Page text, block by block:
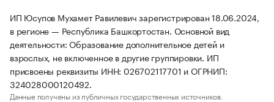
ИП Юсупов Мухамет Равилевич зарегистрирован 18.06.2024,
в регионе — Республика Башкортостан. Основной вид
деятельности: Образование дополнительное детей и
взрослых, не включенное в другие группировки. ИП
присвоены реквизиты ИНН: 026702117701 и ОГРНИП:
324028000120492.
Данные получены из публичных государственных источников.